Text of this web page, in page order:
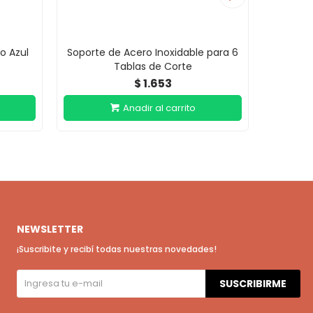
Azul
Soporte de Acero Inoxidable para 6
Tablas de Corte
$1.653
NEWSLETTER
¡Suscribite y recibí todas nuestras novedades!
SUSCRIBIRME